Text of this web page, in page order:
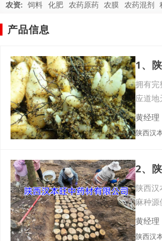
农资: 饲料 化肥 农药原药 农膜 农药混剂
产品信息
拥有完
应道
盖天
黄经理
陕西汉
陕西
麻种
菌）、
黄经理
陕西汉